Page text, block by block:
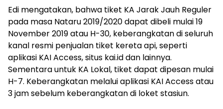
Edi mengatakan, bahwa tiket KA Jarak Jauh Reguler
pada masa Nataru 2019/2020 dapat dibeli mulai 19
November 2019 atau H-30, keberangkatan di seluruh
kanal resmi penjualan tiket kereta api, seperti
aplikasi KAI Access, situs kai.id dan lainnya.
Sementara untuk KA Lokal, tiket dapat dipesan mulai
H-7. Keberangkatan melalui aplikasi KAI Access atau
3 jam sebelum keberangkatan di loket stasiun.